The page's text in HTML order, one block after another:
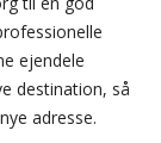
ejendele
destination, så
adresse.